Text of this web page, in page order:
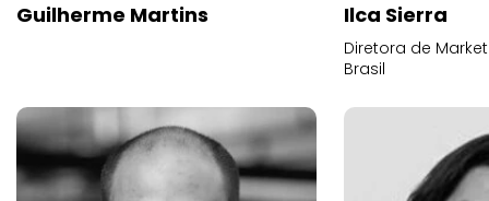
Guilherme Martins Ilca Sierra
Diretora de
Brasil